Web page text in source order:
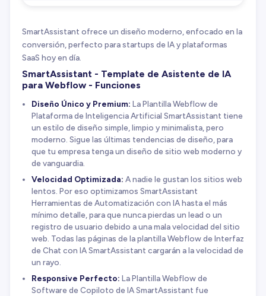
SmartAssistant ofrece un diseño moderno, enfocado en la
conversión, perfecto para startups de IA y plataformas
SaaS hoy en día.
SmartAssistant - Template de Asistente de IA
para Webflow - Funciones
Diseño Único y Premium: La Plantilla Webflow de
Plataforma de Inteligencia Artificial SmartAssistant tiene
un estilo de diseño simple, limpio y minimalista, pero
moderno. Sigue las últimas tendencias de diseño, para
que tu empresa tenga un diseño de sitio web moderno y
de vanguardia.
Velocidad Optimizada: A nadie le gustan los sitios web
lentos. Por eso optimizamos SmartAssistant
Herramientas de Automatización con IA hasta el más
mínimo detalle, para que nunca pierdas un lead o un
registro de usuario debido a una mala velocidad del sitio
web. Todas las páginas de la plantilla Webflow de Interfaz
de Chat con IA SmartAssistant cargarán a la velocidad de
un rayo.
Responsive Perfecto: La Plantilla Webflow de
Software de Copiloto de IA SmartAssistant fue